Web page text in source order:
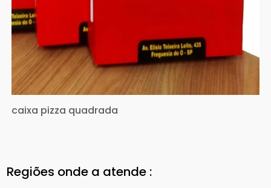
caixa pizza quadrada
Regiões onde a atende :